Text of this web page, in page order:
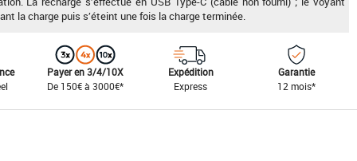
la charge puis s’éteint une fois la charge terminée.
Payer en 3/4/10X
De 150€ à 3000€*
Expédition
Express
Garantie
12 mois*